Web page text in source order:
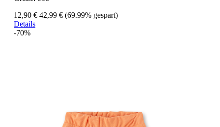
12,90 € 42,99 € (69.99% gespart)
Details
-70%